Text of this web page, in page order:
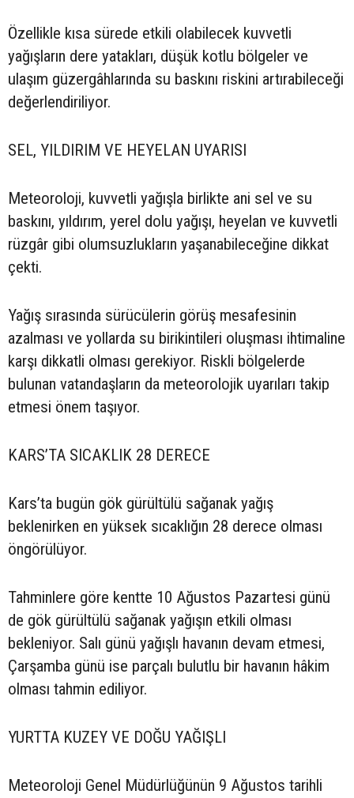
Özellikle kısa sürede etkili olabilecek kuvvetli
yağışların dere yatakları, düşük kotlu bölgeler ve
ulaşım güzergâhlarında su baskını riskini artırabileceği
değerlendiriliyor.
SEL, YILDIRIM VE HEYELAN UYARISI
Meteoroloji, kuvvetli yağışla birlikte ani sel ve su
baskını, yıldırım, yerel dolu yağışı, heyelan ve kuvvetli
rüzgâr gibi olumsuzlukların yaşanabileceğine dikkat
çekti.
Yağış sırasında sürücülerin görüş mesafesinin
azalması ve yollarda su birikintileri oluşması ihtimaline
karşı dikkatli olması gerekiyor. Riskli bölgelerde
bulunan vatandaşların da meteorolojik uyarıları takip
etmesi önem taşıyor.
KARS’TA SICAKLIK 28 DERECE
Kars’ta bugün gök gürültülü sağanak yağış
beklenirken en yüksek sıcaklığın 28 derece olması
öngörülüyor.
Tahminlere göre kentte 10 Ağustos Pazartesi günü
de gök gürültülü sağanak yağışın etkili olması
bekleniyor. Salı günü yağışlı havanın devam etmesi,
Çarşamba günü ise parçalı bulutlu bir havanın hâkim
olması tahmin ediliyor.
YURTTA KUZEY VE DOĞU YAĞIŞLI
Meteoroloji Genel Müdürlüğünün 9 Ağustos tarihli